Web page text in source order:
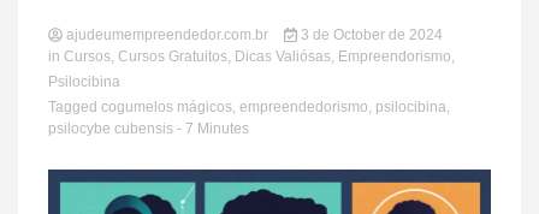
ajudeumempreendedor.com.br
3 de October de 2024
in Cursos, Cursos Gratuitos, Dicas Valiósas, Empreendorismo,
Psilocibina
Tagged cogumelos mágicos, empreendedorismo, psilocibina,
psilocybe cubensis - 7 Minutes